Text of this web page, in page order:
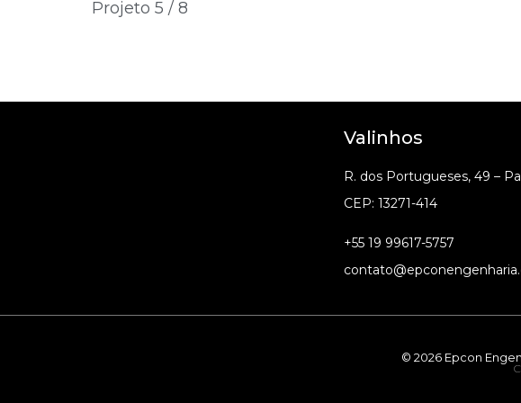
Projeto 5 / 8
Valinhos
R. dos Portugueses, 49 –
CEP: 13271-414
+55 19 99617-5757
© 2026 Epcon